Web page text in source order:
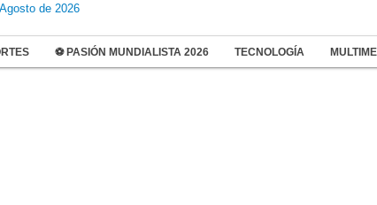
de 2026
⚽ PASIÓN MUNDIALISTA 2026 TECNOLOGÍA